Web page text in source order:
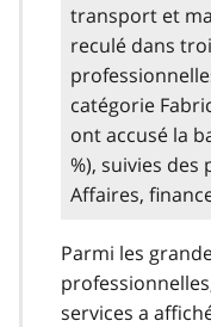
transport et
reculé dans
catégorie
ont accusé la
%), suivies
Affaires,
Parmi les
services a